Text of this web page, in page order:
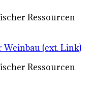
Ressourcen
(ext. Link)
Ressourcen